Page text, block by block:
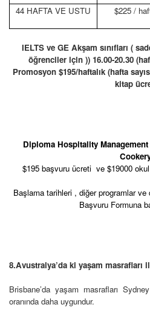
44 HAFTA VE USTU $225 /
IELTS ve GE Akşam sınıfları (
öğrenciler için )) 16.00-20.30
Promosyon $195/haftalık (hafta
kitap
Diploma Hospitality
$195 başvuru ücreti ve $19000
Başlama tarihleri , diğer programlar
Başvuru Formuna
8.Avustralya’da ki yaşam
Brisbane’da yaşam masrafları
oranında daha uygundur.